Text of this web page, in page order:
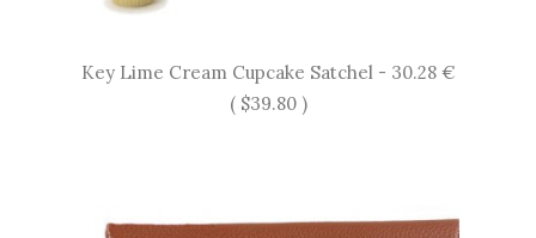
Key Lime Cream Cupcake Satchel - 30.28 €
( $39.80 )